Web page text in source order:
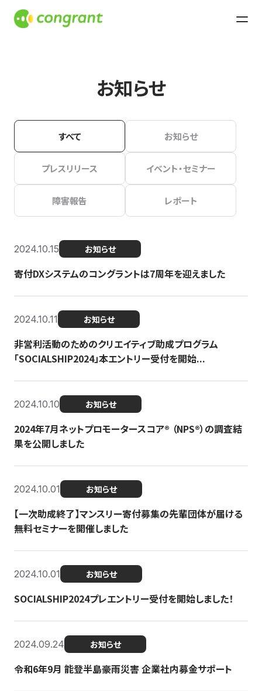
お知らせ
すべて お知らせ
プレスリリース イベント・セミナー
障害報告 レポート
2024.10.15 お知らせ
寄付DXシステムのコングラントは7周年を迎えました
2024.10.11 お知らせ
非営利活動のためのクリエイティブ助成プログラム
「SOCIALSHIP2024」本エントリー受付を開始...
2024.10.10 お知らせ
2024年7月ネットプロモータースコア®︎ （NPS®︎）の調査結
果を公開しました
2024.10.01 お知らせ
【一次助成終了】マンスリー寄付募集の先輩団体が届ける
無料セミナーを開催しました
2024.10.01 お知らせ
SOCIALSHIP2024プレエントリー受付を開始しました！
2024.09.24 お知らせ
令和6年9月 能登半島豪雨災害 企業社内募金サポート